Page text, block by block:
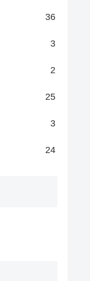
36
3
2
25
3
24